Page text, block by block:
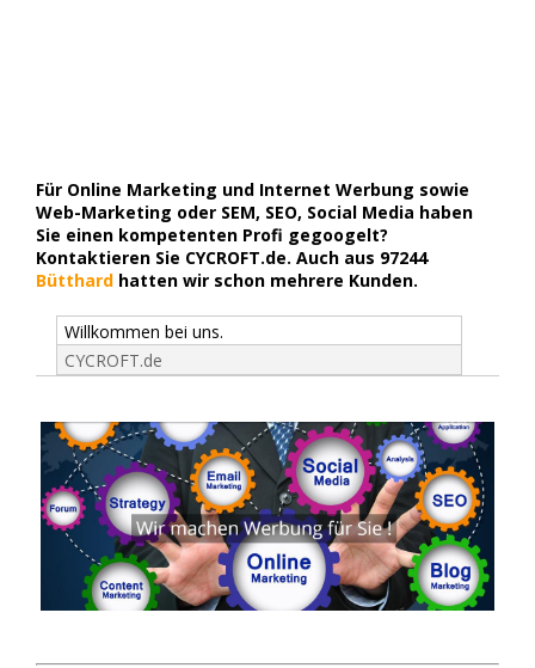
Für Online Marketing und Internet Werbung sowie
Web-Marketing oder SEM, SEO, Social Media haben
Sie einen kompetenten Profi gegoogelt?
Kontaktieren Sie CYCROFT.de. Auch aus 97244
Bütthard hatten wir schon mehrere Kunden.
Willkommen bei uns.
CYCROFT.de